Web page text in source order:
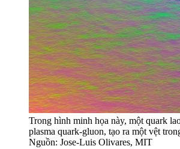
Trong hình minh họa này, một quark
plasma quark-gluon, tạo ra một vệt
Nguồn: Jose-Luis Olivares, MIT